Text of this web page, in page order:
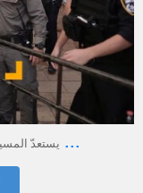
يستعدّ ...